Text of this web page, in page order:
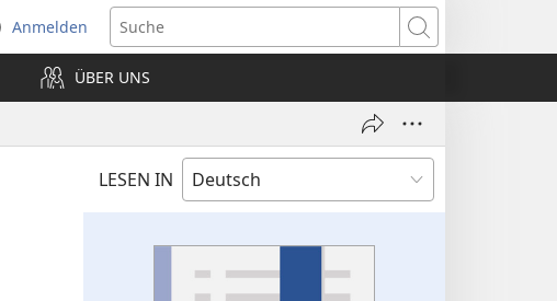
Anmelden
(öffnet
neues
Fenster)
Suche
ÜBER UNS
LESEN IN